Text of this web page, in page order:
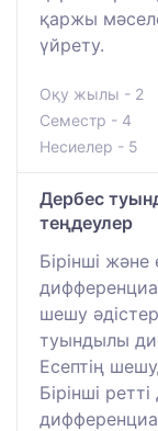
қаржы
үйрету.
Оқу жылы - 2
Семестр - 4
Несиелер - 5
Дербес
теңдеулер
Бірінші
шешу
туындылы
Есептің
Бірінші